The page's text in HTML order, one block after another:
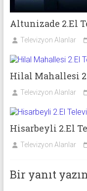
Altunizade 2.El
Televizyon Alanlar
Hilal Mahallesi
Televizyon Alanlar
Hisarbeyli 2.El
Televizyon Alanlar
Bir yanıt